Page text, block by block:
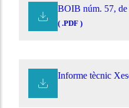
BOIB núm. 57, de
( .PDF )
Informe tècnic